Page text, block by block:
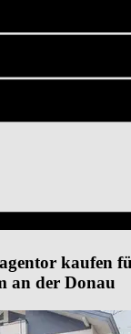
kaufen
an der Donau